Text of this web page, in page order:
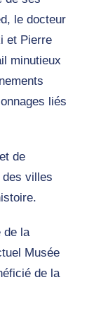
le docteur
et Pierre
minutieux
liés
de
villes
de la
Musée
de la